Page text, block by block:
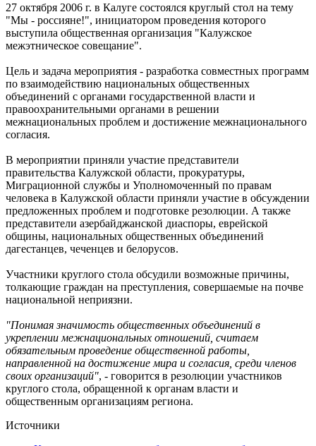
27 октября 2006 г. в Калуге состоялся круглый стол на тему
"Мы - россияне!", инициатором проведения которого
выступила общественная организация "Калужское
межэтническое совещание".
Цель и задача мероприятия - разработка совместных программ
по взаимодействию национальных общественных
объединений с органами государственной власти и
правоохранительными органами в решении
межнациональных проблем и достижение межнационального
согласия.
В мероприятии приняли участие представители
правительства Калужской области, прокуратуры,
Миграционной службы и Уполномоченный по правам
человека в Калужской области приняли участие в обсуждении
предложенных проблем и подготовке резолюции. А также
представители азербайджанской диаспоры, еврейской
общины, национальных общественных объединений
дагестанцев, чеченцев и белорусов.
Участники круглого стола обсудили возможные причины,
толкающие граждан на преступления, совершаемые на почве
национальной неприязни.
"Понимая значимость общественных объединений в
укреплении межнациональных отношений, считаем
обязательным проведение общественной работы,
направленной на достижение мира и согласия, среди членов
своих организаций", - говорится в резолюции участников
круглого стола, обращенной к органам власти и
общественным организациям региона.
Источники